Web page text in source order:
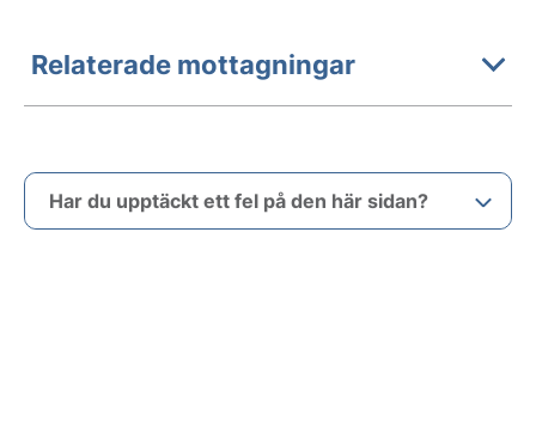
Relaterade mottagningar
Har du upptäckt ett fel på den här sidan?